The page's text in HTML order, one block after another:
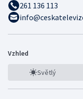
261 136 113
Vzhled
Světlý